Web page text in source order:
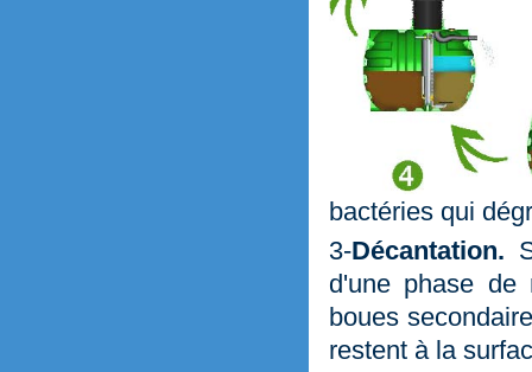
bactéries qui
3-Décantation.
d'une phase de
boues
restent à la